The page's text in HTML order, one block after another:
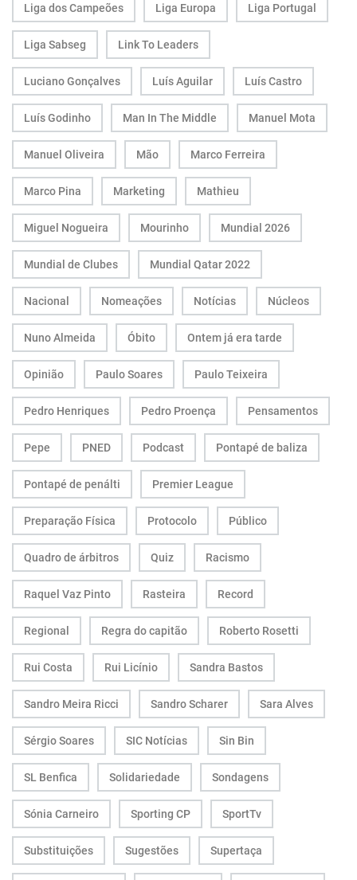
Liga dos Campeões Liga Europa Liga Portugal
Liga Sabseg Link To Leaders
Luciano Gonçalves Luís Aguilar Luís Castro
Luís Godinho Man In The Middle Manuel Mota
Manuel Oliveira Mão Marco Ferreira
Marco Pina Marketing Mathieu
Miguel Nogueira Mourinho Mundial 2026
Mundial de Clubes Mundial Qatar 2022
Nacional Nomeações Notícias Núcleos
Nuno Almeida Óbito Ontem já era tarde
Opinião Paulo Soares Paulo Teixeira
Pedro Henriques Pedro Proença Pensamentos
Pepe PNED Podcast Pontapé de baliza
Pontapé de penálti Premier League
Preparação Física Protocolo Público
Quadro de árbitros Quiz Racismo
Raquel Vaz Pinto Rasteira Record
Regional Regra do capitão Roberto Rosetti
Rui Costa Rui Licínio Sandra Bastos
Sandro Meira Ricci Sandro Scharer Sara Alves
Sérgio Soares SIC Notícias Sin Bin
SL Benfica Solidariedade Sondagens
Sónia Carneiro Sporting CP SportTv
Substituições Sugestões Supertaça